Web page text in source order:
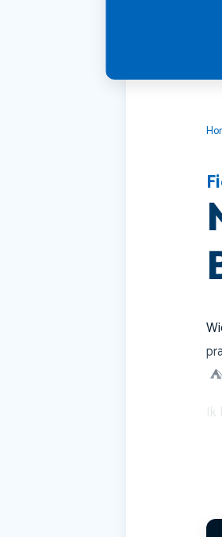
️ ⛺️
Ik